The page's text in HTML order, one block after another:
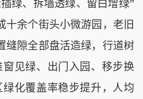
绿、拆墙透绿、留白增绿”
十余个街头小微游园，老旧
缝隙全部盘活造绿，行道树
见绿、出门入园、移步换
化覆盖率稳步提升，人均